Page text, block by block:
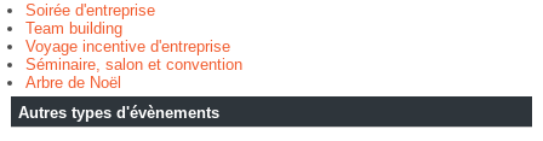
Soirée d'entreprise
Team building
Voyage incentive d'entreprise
Séminaire, salon et convention
Arbre de Noël
Autres types d'évènements